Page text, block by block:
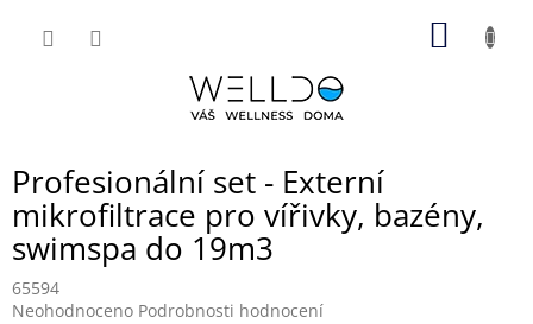
Profesionální set - Externí
mikrofiltrace pro vířivky, bazény,
swimspa do 19m3
65594
Průměrné
Neohodnoceno Podrobnosti hodnocení